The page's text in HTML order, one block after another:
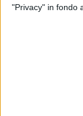
"Privacy" in fondo